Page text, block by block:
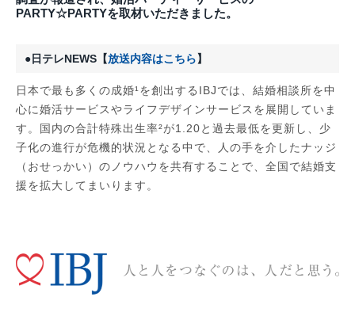
PARTY☆PARTYを取材いただきました。
●日テレNEWS【放送内容はこちら】
日本で最も多くの成婚¹を創出するIBJでは、結婚相談所を中
心に婚活サービスやライフデザインサービスを展開していま
す。国内の合計特殊出生率²が1.20と過去最低を更新し、少
子化の進行が危機的状況となる中で、人の手を介したナッジ
（おせっかい）のノウハウを共有することで、全国で結婚支
援を拡大してまいります。